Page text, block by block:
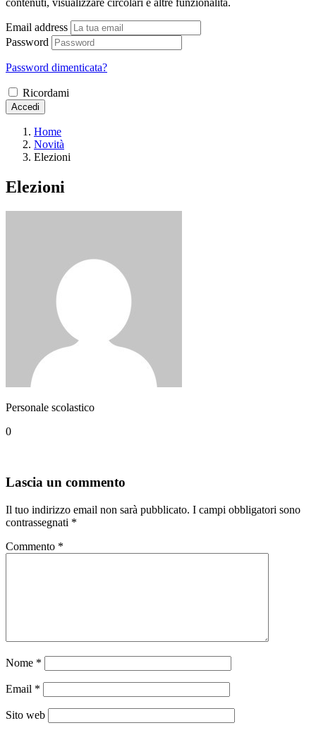
contenuti, visualizzare circolari e altre funzionalità.
Email address
Password
Password dimenticata?
Ricordami
Accedi
Home
Novità
Elezioni
Elezioni
Personale scolastico
0
Lascia un commento
Il tuo indirizzo email non sarà pubblicato. I campi obbligatori sono
contrassegnati *
Commento *
Nome *
Email *
Sito web